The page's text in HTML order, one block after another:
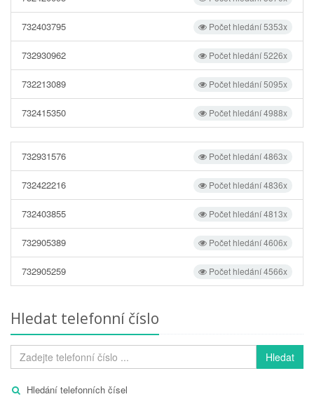
Počet hledání 5353x
732403795
Počet hledání 5226x
732930962
Počet hledání 5095x
732213089
Počet hledání 4988x
732415350
Počet hledání 4863x
732931576
Počet hledání 4836x
732422216
Počet hledání 4813x
732403855
Počet hledání 4606x
732905389
Počet hledání 4566x
732905259
Hledat telefonní číslo
Hledat
Hledání telefonních čísel